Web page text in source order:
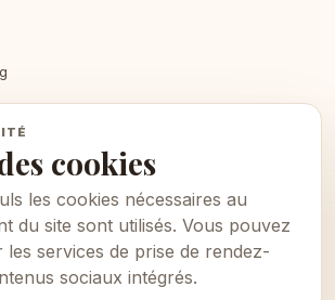
cookies
les cookies nécessaires au
du site sont utilisés. Vous pouvez
les services de prise de rendez-
sociaux intégrés.